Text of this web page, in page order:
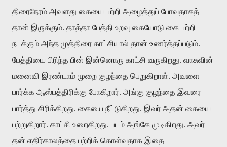
திரைநேரம் அவளது கையை பற்றி அழைத்துப் போவதாகத்
தான் இருக்கும். தாத்தா பேத்தி உறவு கையோடு கை பற்றி
நடக்கும் அந்த முத்திரை காட்சியால் தான் உணர்த்தப்படும்.
பேத்தியை பிரிந்த பின் இன்னொரு காட்சி வருகிறது. வாசுவின்
மனைவி இரண்டாம் முறை குழந்தை பெறுகிறாள். அவளை
பார்க்க ஆஸ்பத்திரிக்கு போகிறார். அங்கு குழந்தை இவரை
பார்த்து சிரிக்கிறது. கையை நீட்டுகிறது. இவர் அதன் கையை
பற்றுகிறார். காட்சி உறைகிறது. படம் அங்கே முடிகிறது. அவர்
தன் எதிர்காலத்தை பற்றிக் கொள்வதாக இதை